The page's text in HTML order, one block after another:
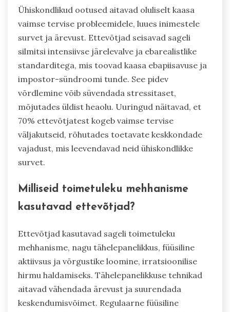
Ühiskondlikud ootused aitavad oluliselt kaasa
vaimse tervise probleemidele, luues inimestele
survet ja ärevust. Ettevõtjad seisavad sageli
silmitsi intensiivse järelevalve ja ebarealistlike
standarditega, mis toovad kaasa ebapiisavuse ja
impostor-sündroomi tunde. See pidev
võrdlemine võib süvendada stressitaset,
mõjutades üldist heaolu. Uuringud näitavad, et
70% ettevõtjatest kogeb vaimse tervise
väljakutseid, rõhutades toetavate keskkondade
vajadust, mis leevendavad neid ühiskondlikke
survet.
Milliseid toimetuleku mehhanisme
kasutavad ettevõtjad?
Ettevõtjad kasutavad sageli toimetuleku
mehhanisme, nagu tähelepanelikkus, füüsiline
aktiivsus ja võrgustike loomine, irratsioonilise
hirmu haldamiseks. Tähelepanelikkuse tehnikad
aitavad vähendada ärevust ja suurendada
keskendumisvõimet. Regulaarne füüsiline